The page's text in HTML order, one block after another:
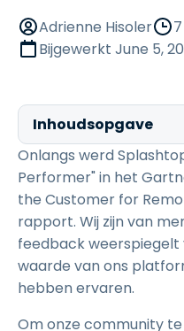
Adrienne Hisoler
Bijgewerkt June 5,
Inhoudsopgave
Onlangs werd
Performer" in het
the Customer for
rapport. Wij zijn van
feedback weerspiegelt
waarde van ons
hebben ervaren.
Om onze community